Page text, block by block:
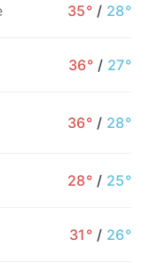
35° / 28°
36° / 27°
36° / 28°
28° / 25°
31° / 26°